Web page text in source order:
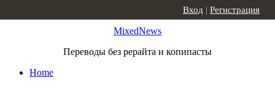
MixedNews
Переводы без рерайта и копипасты
Home
Вход | Регистрация